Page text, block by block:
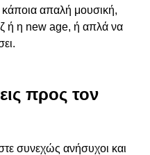
απαλή μουσική,
ή η new age, ή απλά να
προς τον
συνεχώς ανήσυχοι και